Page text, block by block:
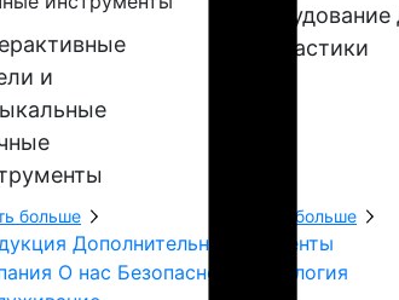
и
больше
Оборудование
геопластики
Узнать больше
Дополнительные элементы
О нас Безопасность
Экология